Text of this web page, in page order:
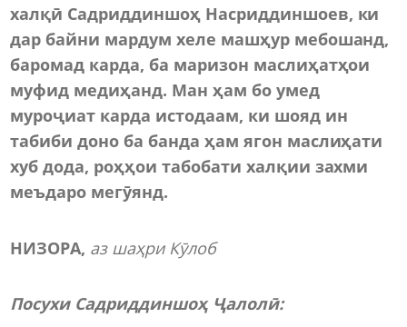
халқӣ Садриддиншоҳ Насриддиншоев, ки
дар байни мардум хеле машҳур мебошанд,
баромад карда, ба маризон маслиҳатҳои
муфид медиҳанд. Ман ҳам бо умед
муроҷиат карда истодаам, ки шояд ин
табиби доно ба банда ҳам ягон маслиҳати
хуб дода, роҳҳои табобати халқии захми
меъдаро мегӯянд.
НИЗОРА, аз шаҳри Кӯлоб
Посухи Садриддиншоҳ Ҷалолӣ: